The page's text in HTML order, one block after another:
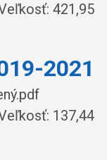
421,95
2021
137,44